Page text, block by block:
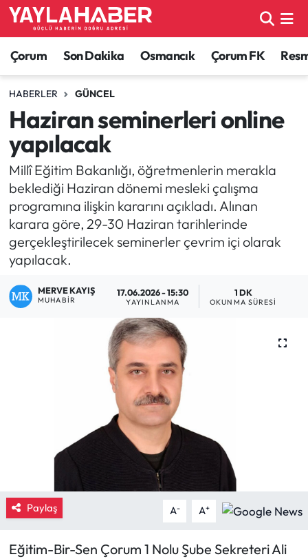
Çorum Son Dakika Osmancık Çorum FK
HABERLER GÜNCEL
Haziran seminerleri online
yapılacak
Millî Eğitim Bakanlığı, öğretmenlerin merakla
beklediği Haziran dönemi mesleki çalışma
programına ilişkin kararını açıkladı. Alınan
karara göre, 29-30 Haziran tarihlerinde
gerçekleştirilecek seminerler çevrim içi olarak
yapılacak.
MERVE KAYIŞ
MUHABIR
17.06.2026 - 15:30
YAYINLANMA
1 DK
OKUNMA SÜRESI
Paylaş A- A+
Eğitim-Bir-Sen Çorum 1 Nolu Şube Sekreteri Ali
Alaca Haberleri
Bayat Haberleri
Bilgi - Keşfet Haberleri
Bilim ve Teknoloji
Boğazkale Haberleri
Çorum Haberleri
Çorum Son Dakika Haberleri
Dodurga Haberleri
İskilip Haberleri
Kimdir?
Kültür Sanat
Çorum Nöbetçi Eczaneler
Çorum Hava Durumu
Çorum Namaz Vakitleri
Çorum Trafik Yoğunluk Haritası
TFF 1.Lig Puan Durumu ve Fikstür
Tüm Manşetler
Son Dakika Haberleri
Haber Arşivi